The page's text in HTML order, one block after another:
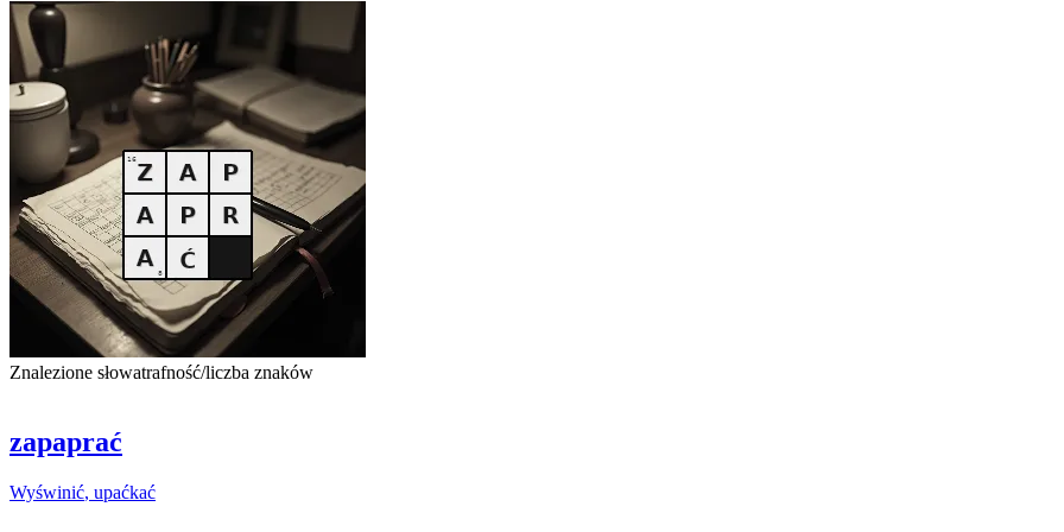
Znalezione słowatrafność/liczba znaków
zapaprać
Wyświnić, upaćkać